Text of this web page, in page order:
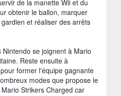
de la manette Wii et du
obtenir le ballon, marquer
et réaliser des arrêts
se joignent à Mario
Reste ensuite à
former l'équipe gagnante
modes que propose le
Strikers Charged car